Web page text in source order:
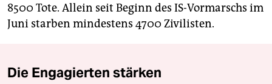
8500 Tote. Allein seit Beginn des IS-Vormarschs im
Juni starben mindestens 4700 Zivilisten.
Die Engagierten stärken